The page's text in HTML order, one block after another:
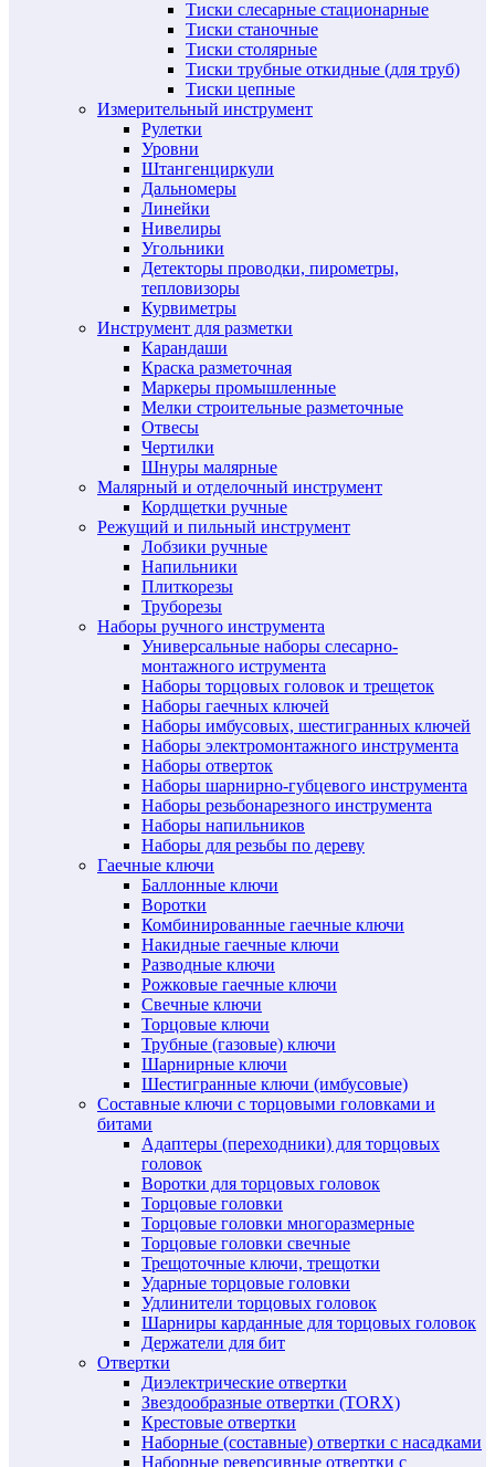
Тиски слесарные стационарные
Тиски станочные
Тиски столярные
Тиски трубные откидные (для труб)
Тиски цепные
Измерительный инструмент
Рулетки
Уровни
Штангенциркули
Дальномеры
Линейки
Нивелиры
Угольники
Детекторы проводки, пирометры,
тепловизоры
Курвиметры
Инструмент для разметки
Карандаши
Краска разметочная
Маркеры промышленные
Мелки строительные разметочные
Отвесы
Чертилки
Шнуры малярные
Малярный и отделочный инструмент
Кордщетки ручные
Режущий и пильный инструмент
Лобзики ручные
Напильники
Плиткорезы
Труборезы
Наборы ручного инструмента
Универсальные наборы слесарно-
монтажного иструмента
Наборы торцовых головок и трещеток
Наборы гаечных ключей
Наборы имбусовых, шестигранных ключей
Наборы электромонтажного инструмента
Наборы отверток
Наборы шарнирно-губцевого инструмента
Наборы резьбонарезного инструмента
Наборы напильников
Наборы для резьбы по дереву
Гаечные ключи
Баллонные ключи
Воротки
Комбинированные гаечные ключи
Накидные гаечные ключи
Разводные ключи
Рожковые гаечные ключи
Свечные ключи
Торцовые ключи
Трубные (газовые) ключи
Шарнирные ключи
Шестигранные ключи (имбусовые)
Составные ключи с торцовыми головками и
битами
Адаптеры (переходники) для торцовых
головок
Воротки для торцовых головок
Торцовые головки
Торцовые головки многоразмерные
Торцовые головки свечные
Трещоточные ключи, трещотки
Ударные торцовые головки
Удлинители торцовых головок
Шарниры карданные для торцовых головок
Держатели для бит
Отвертки
Диэлектрические отвертки
Звездообразные отвертки (TORX)
Крестовые отвертки
Наборные (составные) отвертки с насадками
Наборные реверсивные отвертки с